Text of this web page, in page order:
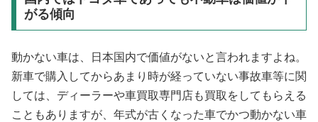
がる傾向
動かない車は、日本国内で価値がないと言われますよね。
新車で購入してからあまり時が経っていない事故車等に関
しては、ディーラーや車買取専門店も買取をしてもらえる
こともありますが、年式が古くなった車でかつ動かない車